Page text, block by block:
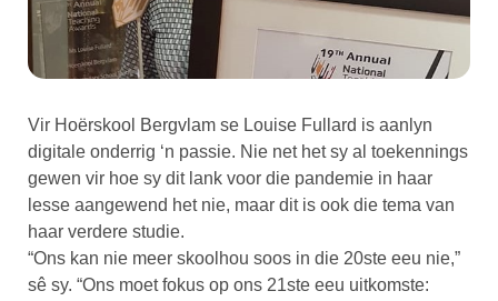
Vir Hoërskool Bergvlam se Louise Fullard is aanlyn
digitale onderrig ‘n passie. Nie net het sy al toekennings
gewen vir hoe sy dit lank voor die pandemie in haar
lesse aangewend het nie, maar dit is ook die tema van
haar verdere studie.
“Ons kan nie meer skoolhou soos in die 20ste eeu nie,”
sê sy. “Ons moet fokus op ons 21ste eeu uitkomste: